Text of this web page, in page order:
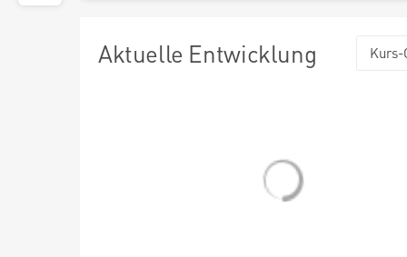
Aktuelle Entwicklung Kurs-